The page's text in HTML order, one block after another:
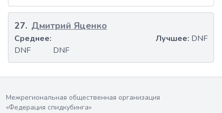
27. Дмитрий Яценко
DNF DNF
Среднее: Лучшее: DNF
Межрегиональная общественная организация
«Федерация спидкубинга»